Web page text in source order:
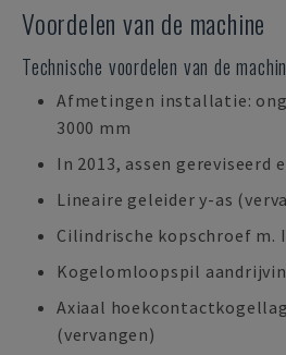
Voordelen van de machine
Technische voordelen van de
Afmetingen installatie:
3000 mm
In 2013, assen gereviseerd
Lineaire geleider y-as
Cilindrische kopschroef m.
Kogelomloopspil
Axiaal
(vervangen)